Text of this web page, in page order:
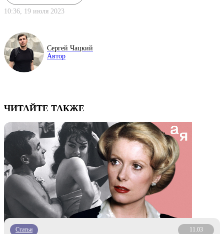
10:36, 19 июля 2023
Сергей Чацкий
Автор
ЧИТАЙТЕ ТАКЖЕ
Статьи 11.03